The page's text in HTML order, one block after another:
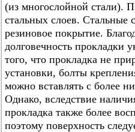
(из многослойной стали).
стальных слоев. Стальные
резиновое покрытие.
долговечность прокладки
того, что прокладка не
установки, болты
можно вставлять с более
Однако, вследствие
прокладка также более
поэтому поверхность